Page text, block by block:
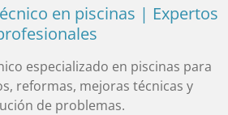
en piscinas | Expertos
especializado en piscinas para
reformas, mejoras técnicas y
de problemas.